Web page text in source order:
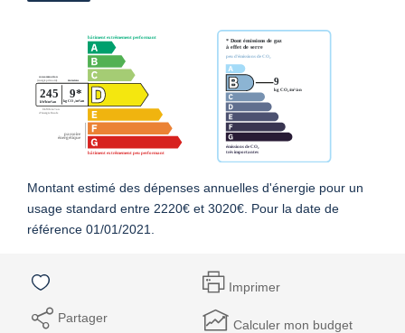
Montant estimé des dépenses annuelles d'énergie pour un
usage standard entre 2220€ et 3020€. Pour la date de
référence 01/01/2021.
Imprimer
Partager Calculer mon budget